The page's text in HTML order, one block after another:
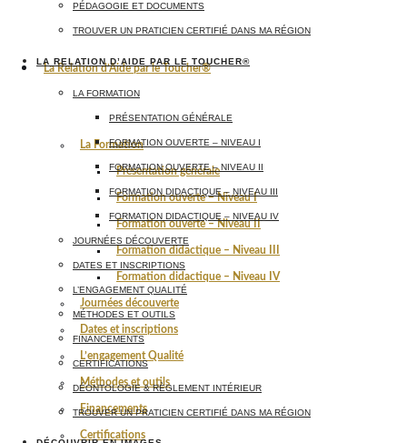
La Relation d’Aide par le Toucher®
La Formation
Présentation générale
Formation ouverte – Niveau I
Formation ouverte – Niveau II
Formation didactique – Niveau III
Formation didactique – Niveau IV
Journées découverte
Dates et inscriptions
L’engagement Qualité
Méthodes et outils
Financements
Certifications
PÉDAGOGIE ET DOCUMENTS
TROUVER UN PRATICIEN CERTIFIÉ DANS MA RÉGION
LA RELATION D’AIDE PAR LE TOUCHER®
LA FORMATION
PRÉSENTATION GÉNÉRALE
FORMATION OUVERTE – NIVEAU I
FORMATION OUVERTE – NIVEAU II
FORMATION DIDACTIQUE – NIVEAU III
FORMATION DIDACTIQUE – NIVEAU IV
JOURNÉES DÉCOUVERTE
DATES ET INSCRIPTIONS
L’ENGAGEMENT QUALITÉ
MÉTHODES ET OUTILS
FINANCEMENTS
CERTIFICATIONS
DÉONTOLOGIE & RÈGLEMENT INTÉRIEUR
TROUVER UN PRATICIEN CERTIFIÉ DANS MA RÉGION